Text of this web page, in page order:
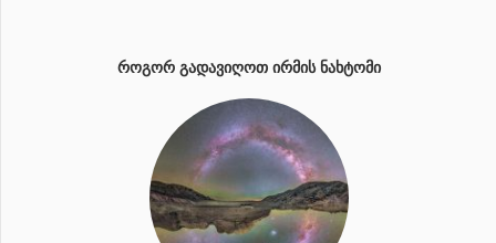
ᲠᲝᲒᲝᲠ ᲒᲐᲓᲐᲕᲘᲦᲝᲗ ᲘᲠᲛᲘᲡ ᲜᲐᲮᲢᲝᲛᲘ